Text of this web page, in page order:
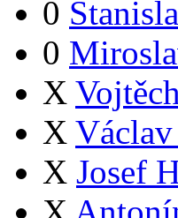
0
0
X
X
X Josef